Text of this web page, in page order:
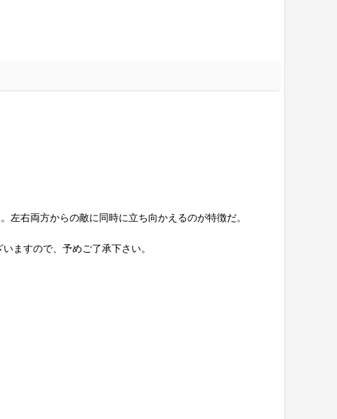
右両方からの敵に同時に立ち向かえるのが特徴だ。
ますので、予めご了承下さい。